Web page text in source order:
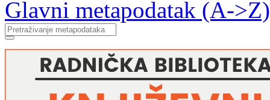
Glavni metapodatak (A->Z)